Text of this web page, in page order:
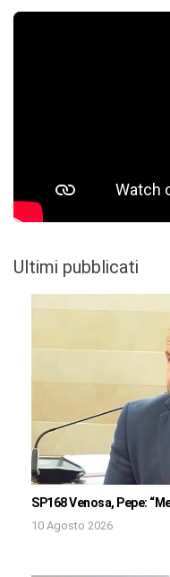
Ultimi pubblicati
SP168 Venosa, Pepe:
10 Agosto 2026